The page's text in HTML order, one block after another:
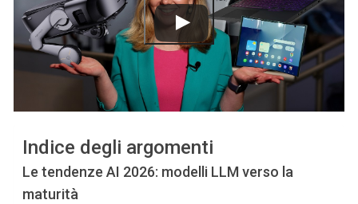
Indice degli argomenti
Le tendenze AI 2026: modelli LLM verso la
maturità